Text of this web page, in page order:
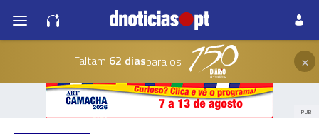
Faltam 62 diaspara os ×
PUB